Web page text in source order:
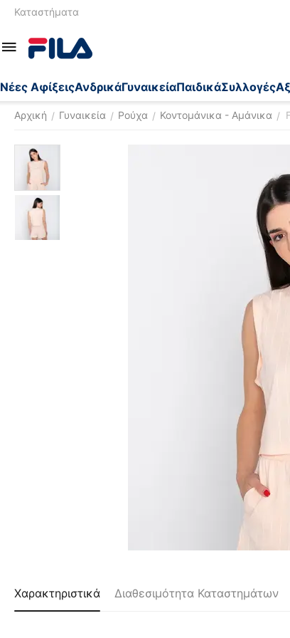
Καταστήματα
Nέες ΑφίξειςΑνδρικάΓυναικείαΠαιδικάΣυλλογές
Αρχική / Γυναικεία / Ρούχα / Κοντομάνικα - Αμάνικα /
Χαρακτηριστικά Διαθεσιμότητα Καταστημάτων